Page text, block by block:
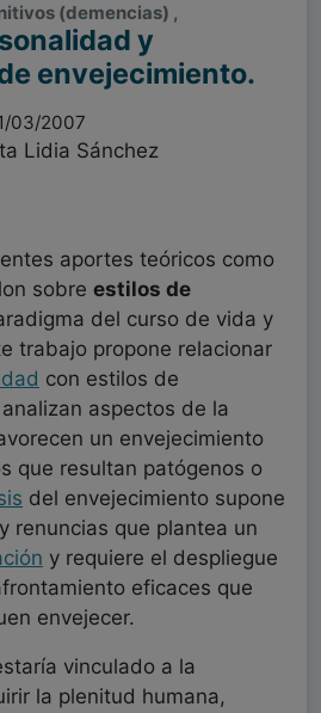
(demencias) ,
y
envejecimiento.
03/2007
Lidia Sánchez
aportes teóricos como
sobre estilos de
del curso de vida y
trabajo propone relacionar
con estilos de
aspectos de la
un envejecimiento
que resultan patógenos o
del envejecimiento supone
renuncias que plantea un
y requiere el despliegue
eficaces que
envejecer.
vinculado a la
la plenitud humana,